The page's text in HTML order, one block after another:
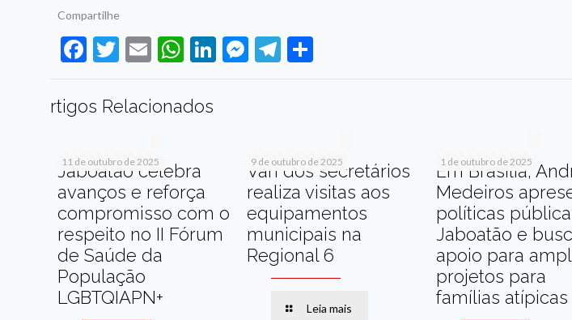
Compartilhe
Facebook
Twitter
EmailWhatsApp
LinkedIn
Messenger
Telegram
rtigos Relacionados
11 de outubro de 2025
Jaboatão celebra
avanços e reforça
compromisso com o
respeito no II Fórum
de Saúde da
População
LGBTQIAPN+
9 de outubro de 2025
Van dos secretários
realiza visitas aos
equipamentos
municipais na
Regional 6
Leia mais
1 de outubro de 2025
Em Brasília,
Medeiros
políticas
Jaboatão e
apoio para
projetos para
famílias atípicas